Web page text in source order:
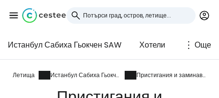
Истанбул Сабиха Гьокчен SAW Хотели Още
Летища Истанбул Сабиха Гьокчен Пристигания и заминавания
Влезте в Cestee
... световната общност на туристите